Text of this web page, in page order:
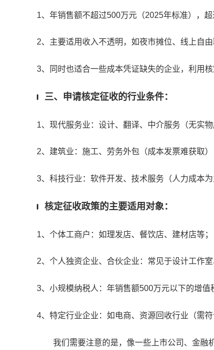
1、年销售额不超过500万元（2025年标准），
2、主要适用收入不透明，如夜市摊位、线上自
3、同时也适合一些成本凭证缺失的企业，利用
三、申请核定征收的行业条件：
1、现代服务业：设计、翻译、中介服务（无实物
2、建筑业：施工、劳务外包（成本发票难获取）
3、科技行业：软件开发、技术服务（人力成本为
核定征收政策的主要适用对象：
1、个体工商户：如理发店、餐饮店、建材店等；
2、个人独资企业、合伙企业：常见于设计工作室
3、小规模纳税人：年销售额500万元以下的增值
4、特定行业企业：如电商、资源回收行业（需符
我们需要注意的是，像一些上市公司、金融